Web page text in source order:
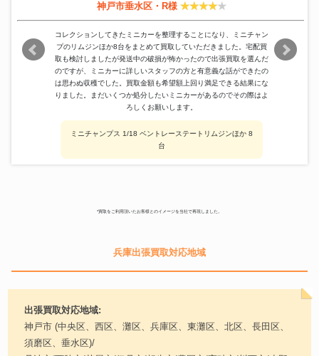
神戸市垂水区・R様
コレクションしてきたミニカーを整理することになり、ミニチャン
プのリムジンほか8台をまとめて買取していただきました。宅配買
取も検討しましたが発送中の破損が怖かったので出張買取を選んだ
のですが、ミニカーに詳しいスタッフの方と有意義な話ができたの
は思わぬ収穫でした。買取金額も希望額上回り満足できる結果にな
りました。まだいくつか処分したいミニカーがあるのでその際はよ
ろしくお願いします。
ミニチャンプス 1/18 ベントレーステートリムジンほか 8
台
*買取をご利用頂いたお客様とのイメージを当社で再現しました。
兵庫出張買取対応地域
出張買取対応地域:
神戸市 (中央区、西区、灘区、兵庫区、東灘区、北区、長田区、
須磨区、垂水区)/